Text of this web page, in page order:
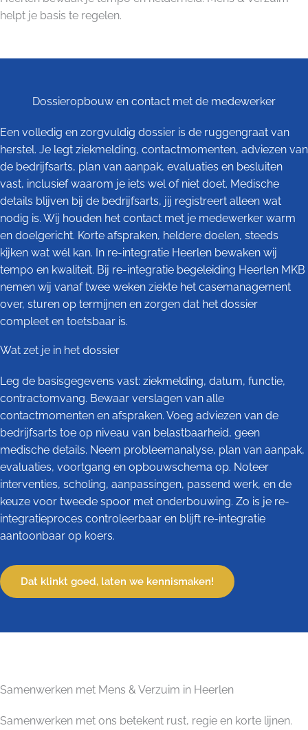
helpt je basis te regelen.
Dossieropbouw en contact met de medewerker
Een volledig en zorgvuldig dossier is de ruggengraat van
herstel. Je legt ziekmelding, contactmomenten, adviezen van
de bedrijfsarts, plan van aanpak, evaluaties en besluiten
vast, inclusief waarom je iets wel of niet doet. Medische
details blijven bij de bedrijfsarts, jij registreert alleen wat
nodig is. Wij houden het contact met je medewerker warm
en doelgericht. Korte afspraken, heldere doelen, steeds
kijken wat wél kan. In re-integratie Heerlen bewaken wij
tempo en kwaliteit. Bij re-integratie begeleiding Heerlen MKB
nemen wij vanaf twee weken ziekte het casemanagement
over, sturen op termijnen en zorgen dat het dossier
compleet en toetsbaar is.
Wat zet je in het dossier
Leg de basisgegevens vast: ziekmelding, datum, functie,
contractomvang. Bewaar verslagen van alle
contactmomenten en afspraken. Voeg adviezen van de
bedrijfsarts toe op niveau van belastbaarheid, geen
medische details. Neem probleemanalyse, plan van aanpak,
evaluaties, voortgang en opbouwschema op. Noteer
interventies, scholing, aanpassingen, passend werk, en de
keuze voor tweede spoor met onderbouwing. Zo is je re-
integratieproces controleerbaar en blijft re-integratie
aantoonbaar op koers.
Dat klinkt goed, laten we kennismaken!
Samenwerken met Mens & Verzuim in Heerlen
Samenwerken met ons betekent rust, regie en korte lijnen.